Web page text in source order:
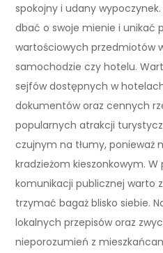
spokojny i udany
dbać o swoje mienie i unikać
wartościowych przedmiotów
samochodzie czy hotelu.
sejfów dostępnych w
dokumentów oraz cennych
popularnych atrakcji
czujnym na tłumy, ponieważ
kradzieżom kieszonkowym.
komunikacji publicznej warto
trzymać bagaż blisko siebie.
lokalnych przepisów oraz
nieporozumień z